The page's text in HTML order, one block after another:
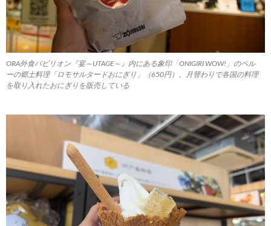
ORA外食パビリオン『宴～UTAGE～』内にある象印「ONIGIRI WOW!」のペル
ーの郷土料理「ロモサルタードおにぎり」（650円）。月替わりで各国の料理
を取り入れたおにぎりを販売している